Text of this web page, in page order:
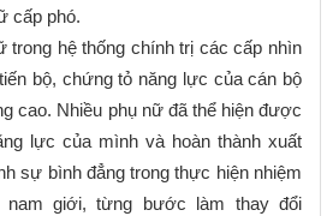
cấp phó.
trong hệ thống chính trị các cấp nhìn
bộ, chứng tỏ năng lực của cán bộ
cao. Nhiều phụ nữ đã thể hiện được
lực của mình và hoàn thành xuất
sự bình đẳng trong thực hiện nhiệm
nam giới, từng bước làm thay đổi